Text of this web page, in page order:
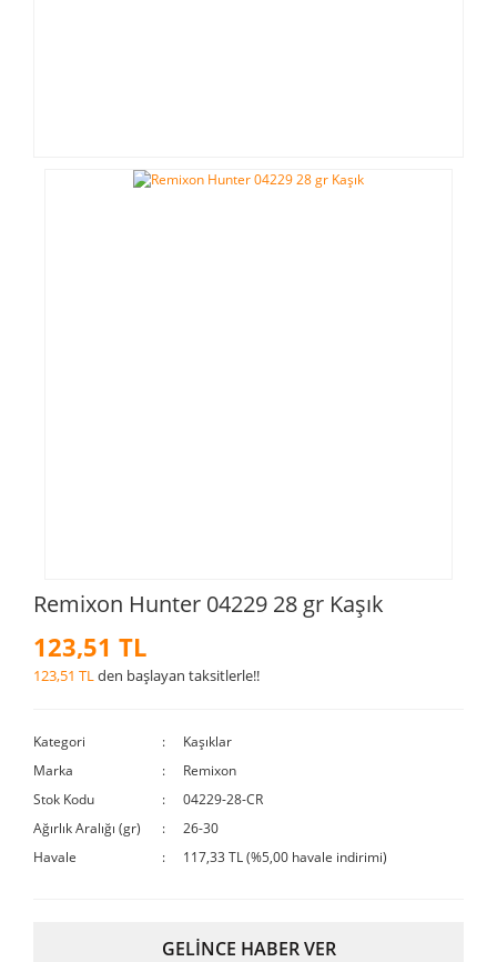
Remixon Hunter 04229 28 gr Kaşık
123,51 TL
123,51 TLden başlayan taksitlerle!!
Kategori
Kaşıklar
Marka
Remixon
Stok Kodu
04229-28-CR
Ağırlık Aralığı (gr)
26-30
Havale
117,33 TL (%5,00 havale indirimi)
GELİNCE HABER VER